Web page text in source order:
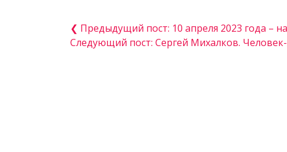
❮ Предыдущий пост: 10 апреля 2023 года –
Следующий пост: Сергей Михалков.